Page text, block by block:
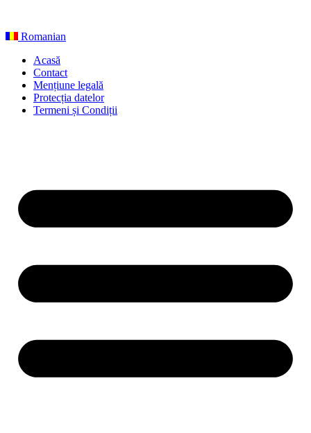
conținut
Romanian
Acasă
Contact
Mențiune legală
Protecția datelor
Termeni și Condiții